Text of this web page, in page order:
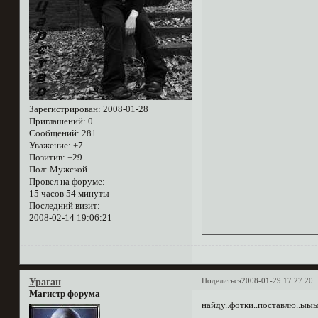
Зарегистрирован: 2008-01-28
Приглашений: 0
Сообщений: 281
Уважение: +7
Позитив: +29
Пол: Мужской
Провел на форуме:
15 часов 54 минуты
Последний визит:
2008-02-14 19:06:21
Поделиться2008-01-29 17:27:20
Ураган
Магистр форума